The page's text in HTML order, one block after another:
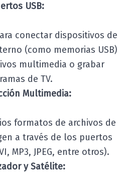
USB:
conectar dispositivos de
(como memorias USB)
multimedia o grabar
de TV.
Multimedia:
formatos de archivos de
a través de los puertos
MP3, JPEG, entre otros).
y Satélite: